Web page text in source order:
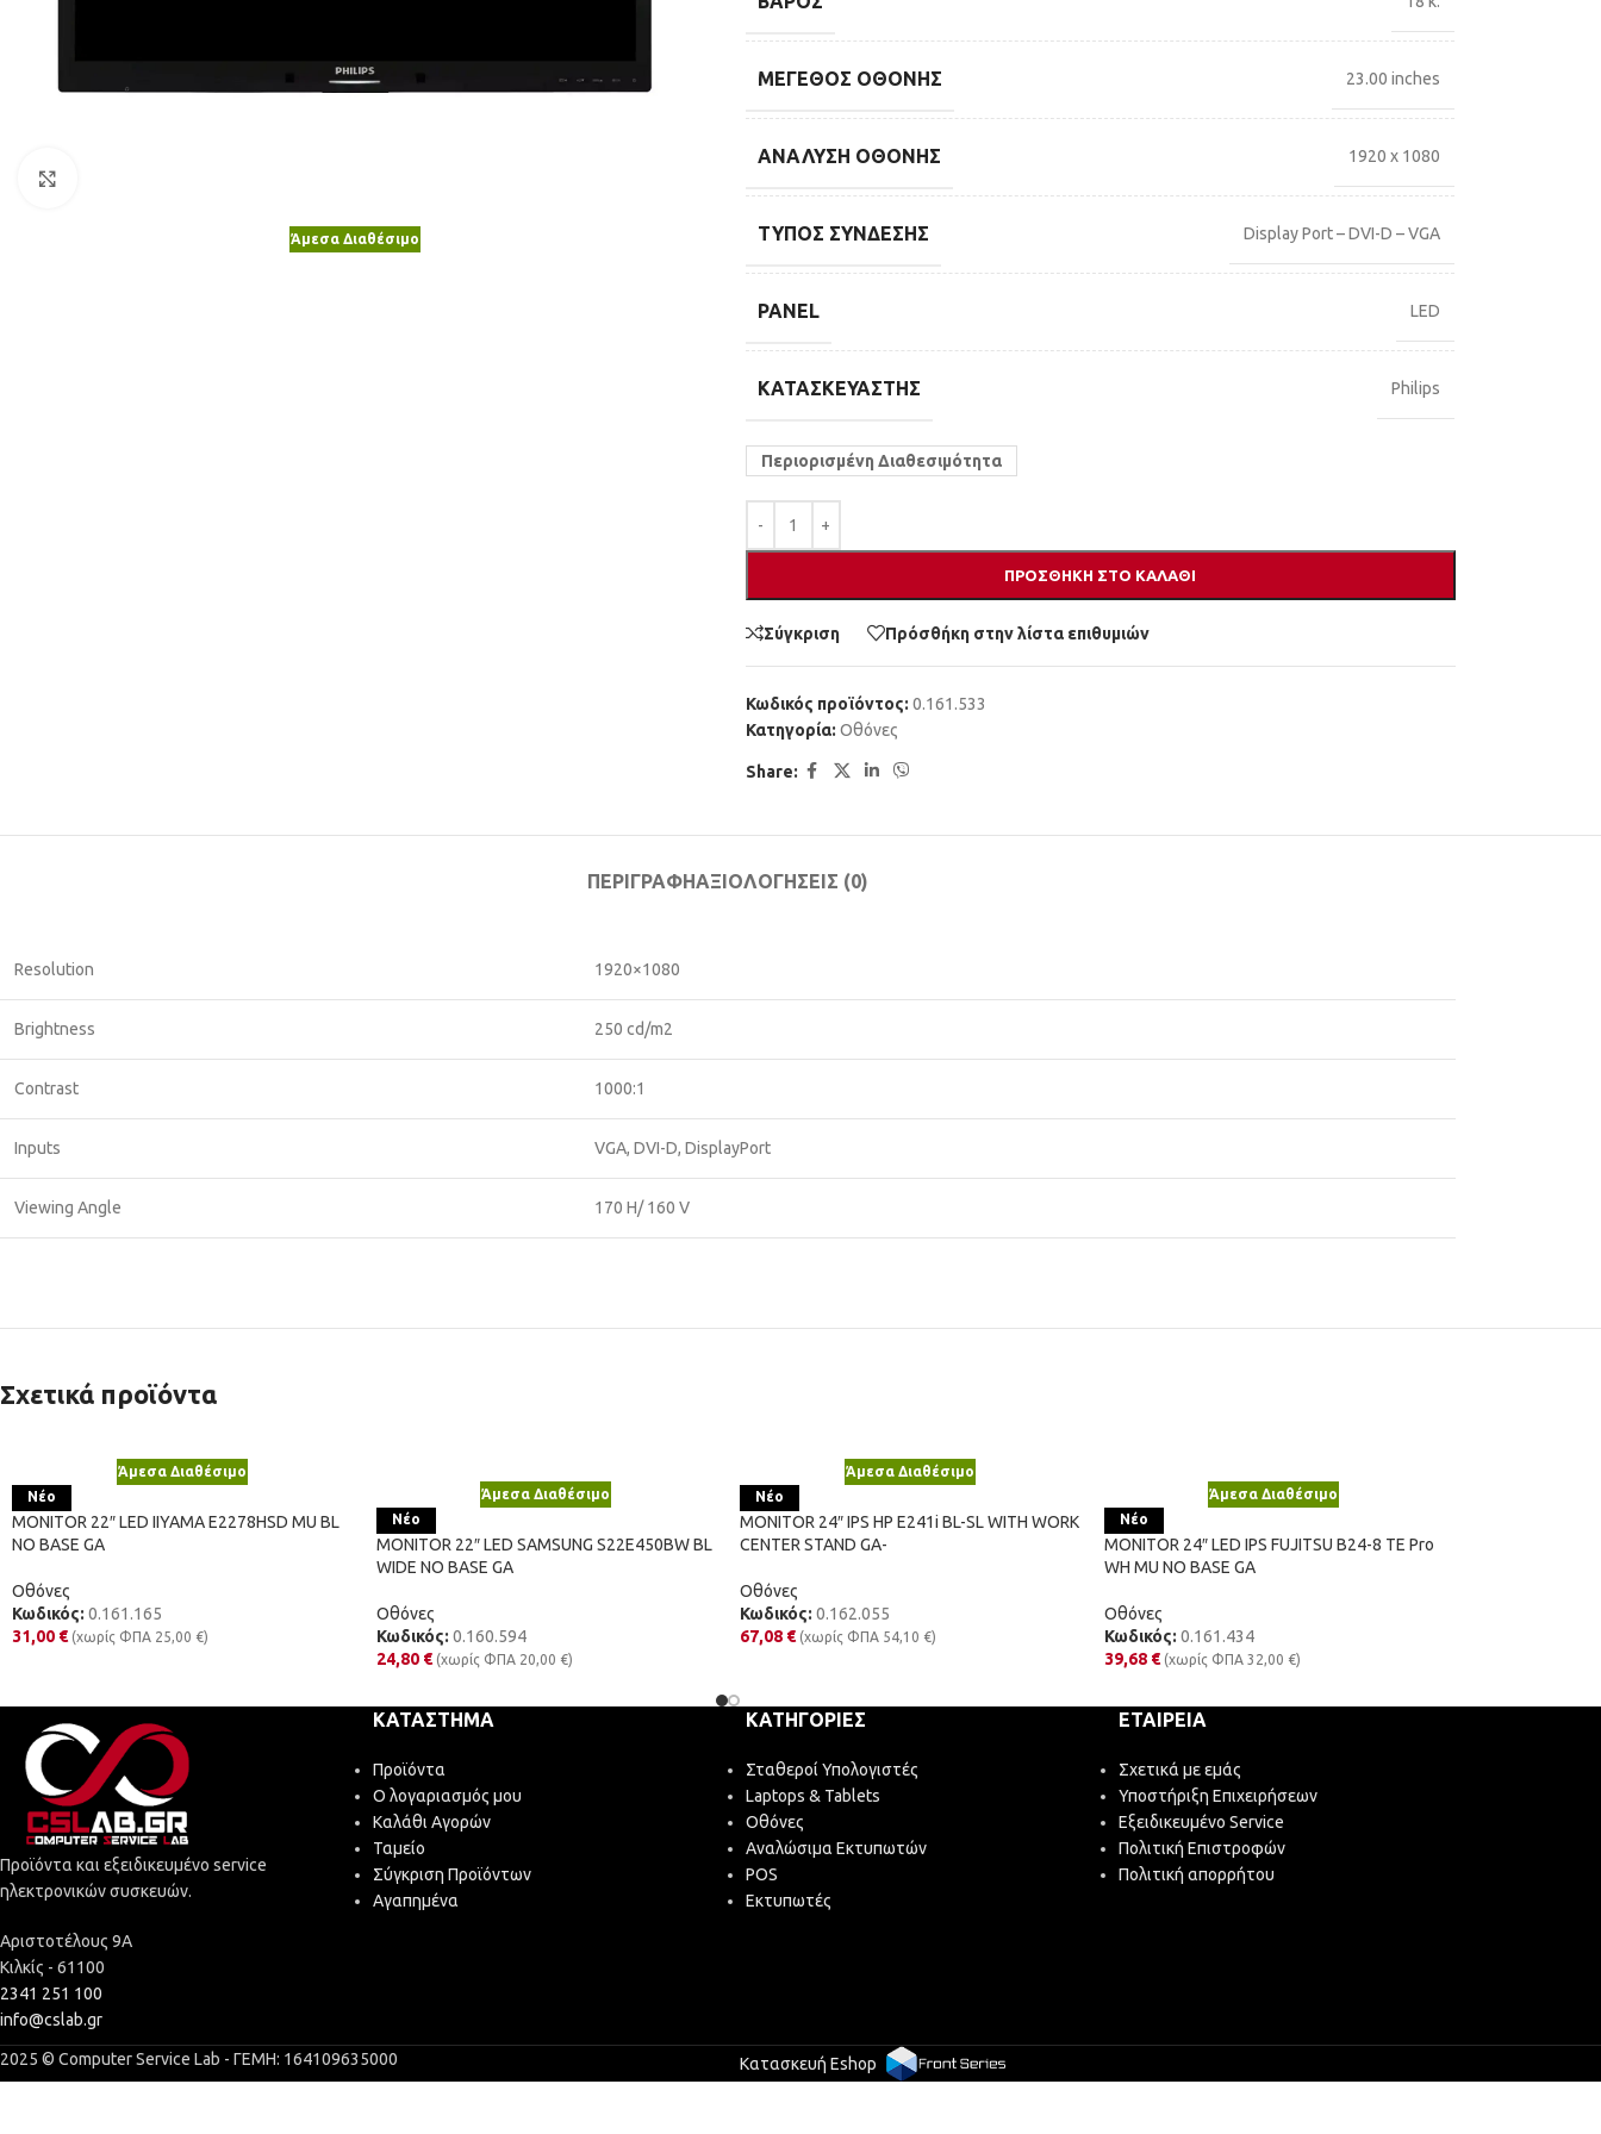
Άμεσα Διαθέσιμο
ΜΈΓΕΘΟΣ ΟΘΌΝΗΣ 23.00 inches
ΑΝΆΛΥΣΗ ΟΘΌΝΗΣ 1920 x 1080
ΤΎΠΟΣ ΣΎΝΔΕΣΗΣ Display Port – DVI-D – VGA
PANEL LED
ΚΑΤΑΣΚΕΥΑΣΤΉΣ Philips
Περιορισμένη Διαθεσιμότητα
ΠΡΟΣΘΉΚΗ ΣΤΟ ΚΑΛΆΘΙ
Σύγκριση Πρόσθήκη στην λίστα επιθυμιών
Κωδικός προϊόντος: 0.161.533
Κατηγορία: Οθόνες
Share:
ΠΕΡΙΓΡΑΦΉΑΞΙΟΛΟΓΉΣΕΙΣ (0)
Resolution 1920×1080
Brightness 250 cd/m2
Contrast 1000:1
Inputs VGA, DVI-D, DisplayPort
Viewing Angle 170 H/ 160 V
Σχετικά προϊόντα
Άμεσα Διαθέσιμο
Νέο
MONITOR 22″ LED IIYAMA E2278HSD MU BL
NO BASE GA
Οθόνες
Κωδικός: 0.161.165
31,00 € (χωρίς ΦΠΑ 25,00 €)
Άμεσα Διαθέσιμο
Νέο
MONITOR 22″ LED SAMSUNG S22E450BW BL
WIDE NO BASE GA
Οθόνες
Κωδικός: 0.160.594
24,80 € (χωρίς ΦΠΑ 20,00 €)
Άμεσα Διαθέσιμο
Νέο
MONITOR 24″ IPS HP E241i BL-SL WITH WORK
CENTER STAND GA-
Οθόνες
Κωδικός: 0.162.055
67,08 € (χωρίς ΦΠΑ 54,10 €)
Άμεσα Διαθέσιμο
Νέο
MONITOR 24″ LED IPS FUJITSU B24-8 TE Pro
WH MU NO BASE GA
Οθόνες
Κωδικός: 0.161.434
39,68 € (χωρίς ΦΠΑ 32,00 €)
Προϊόντα και εξειδικευμένο service
ηλεκτρονικών συσκευών.
Αριστοτέλους 9Α
Κιλκίς - 61100
2341 251 100
info@cslab.gr
ΚΑΤΆΣΤΗΜΑ
Προϊόντα
Ο λογαριασμός μου
Καλάθι Αγορών
Ταμείο
Σύγκριση Προϊόντων
Αγαπημένα
ΚΑΤΗΓΟΡΊΕΣ
Σταθεροί Υπολογιστές
Laptops & Tablets
Οθόνες
Αναλώσιμα Εκτυπωτών
POS
Εκτυπωτές
ΕΤΑΙΡΕΊΑ
Σχετικά με εμάς
Υποστήριξη Επιχειρήσεων
Εξειδικευμένο Service
Πολιτική Επιστροφών
Πολιτική απορρήτου
2025 © Computer Service Lab - ΓΕΜΗ: 164109635000 Κατασκευή Eshop